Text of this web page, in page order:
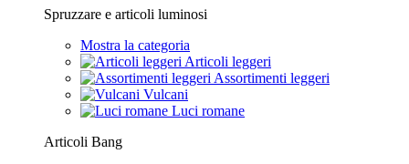
Spruzzare e articoli luminosi
Mostra la categoria
Articoli leggeri
Assortimenti leggeri
Vulcani
Luci romane
Articoli Bang